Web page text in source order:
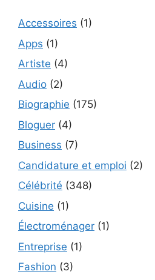
Accessoires (1)
Apps (1)
Artiste (4)
Audio (2)
Biographie (175)
Bloguer (4)
Business (7)
Candidature et emploi (2)
Célébrité (348)
Cuisine (1)
Électroménager (1)
Entreprise (1)
Fashion (3)